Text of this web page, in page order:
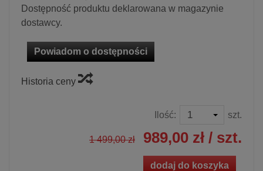
Dostępność produktu deklarowana w magazynie
dostawcy.
Powiadom o dostępności
Historia ceny
Ilość: szt.
1 499,00 zł 989,00 zł / szt.
dodaj do koszyka